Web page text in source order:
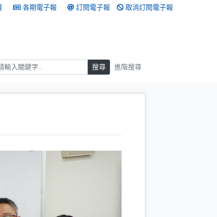
各期電子報 訂閱電子報 取消訂閱電子報
搜尋 進階搜尋